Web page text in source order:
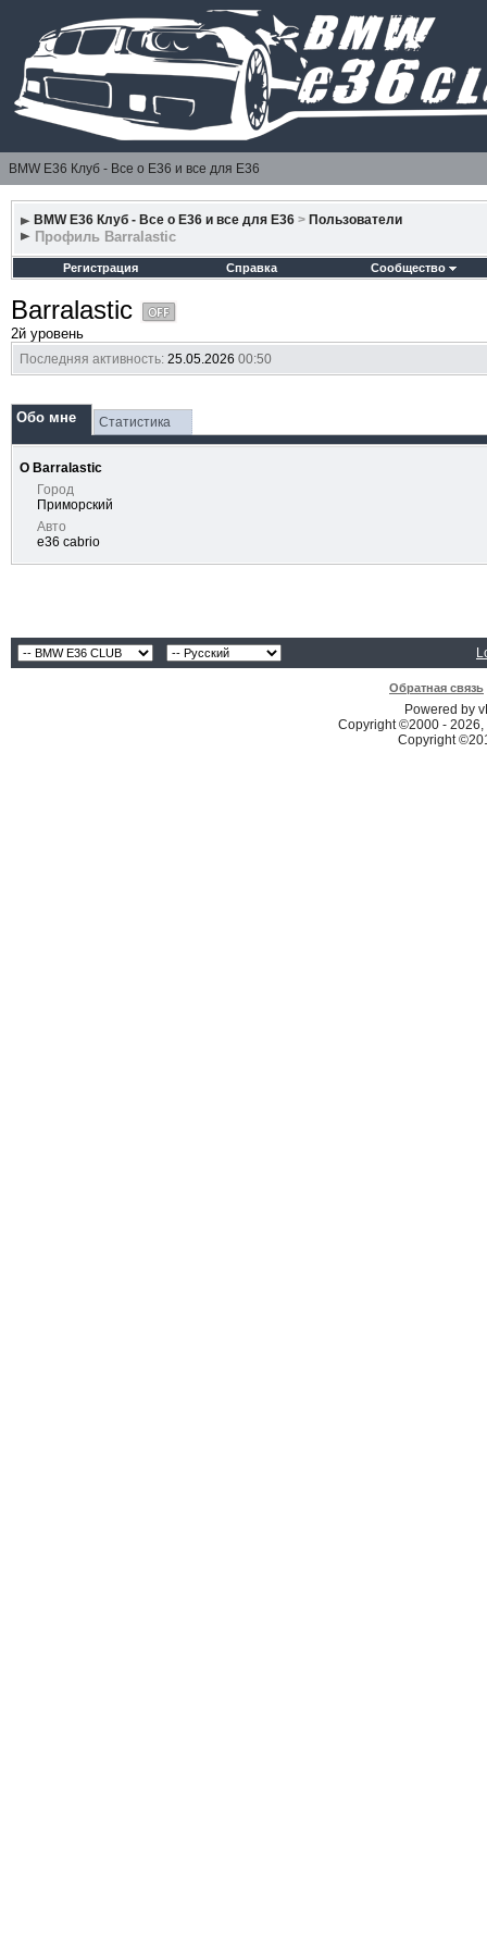
BMW E36 Клуб - Все о Е36 и все для Е36
BMW E36 Клуб - Все о Е36 и все для Е36 > Пользователи
Профиль Barralastic
Регистрация Справка Сообщество
Barralastic
2й уровень
Последняя активность:25.05.2026 00:50
Обо мне Статистика
О Barralastic
Город
Приморский
Авто
e36 cabrio
Обратная связь
Powered by
Copyright ©2000 -
Copyright